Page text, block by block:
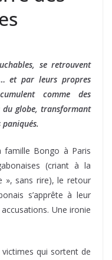
se retrouvent
et par leurs propres
comme des
globe, transformant
famille Bongo à Paris
(criant à la
», sans rire), le retour
s’apprête à leur
Une ironie
qui sortent de